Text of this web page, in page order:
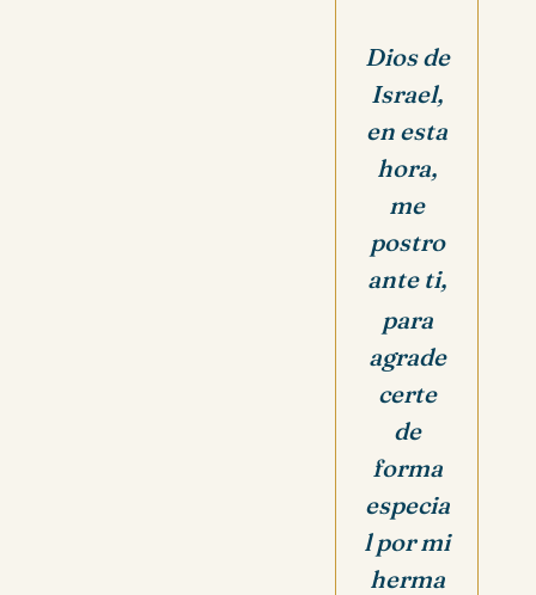
Dios de
Israel,
en esta
hora,
me
postro
ante ti,
para
agrade
certe
de
forma
especia
l por mi
herma